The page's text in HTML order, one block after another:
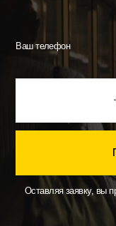
Ваш телефон
Оставляя заявку, вы